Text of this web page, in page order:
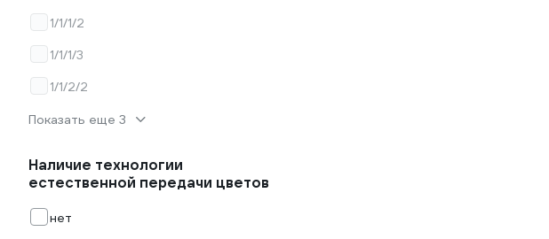
1/1/1/2
1/1/1/3
1/1/2/2
Показать еще 3
Наличие технологии
естественной передачи цветов
нет